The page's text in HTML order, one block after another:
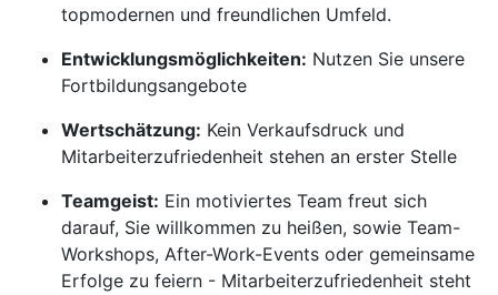
topmodernen und freundlichen Umfeld.
Entwicklungsmöglichkeiten: Nutzen Sie unsere
Fortbildungsangebote
Wertschätzung: Kein Verkaufsdruck und
Mitarbeiterzufriedenheit stehen an erster Stelle
Teamgeist: Ein motiviertes Team freut sich
darauf, Sie willkommen zu heißen, sowie Team-
Workshops, After-Work-Events oder gemeinsame
Erfolge zu feiern - Mitarbeiterzufriedenheit steht